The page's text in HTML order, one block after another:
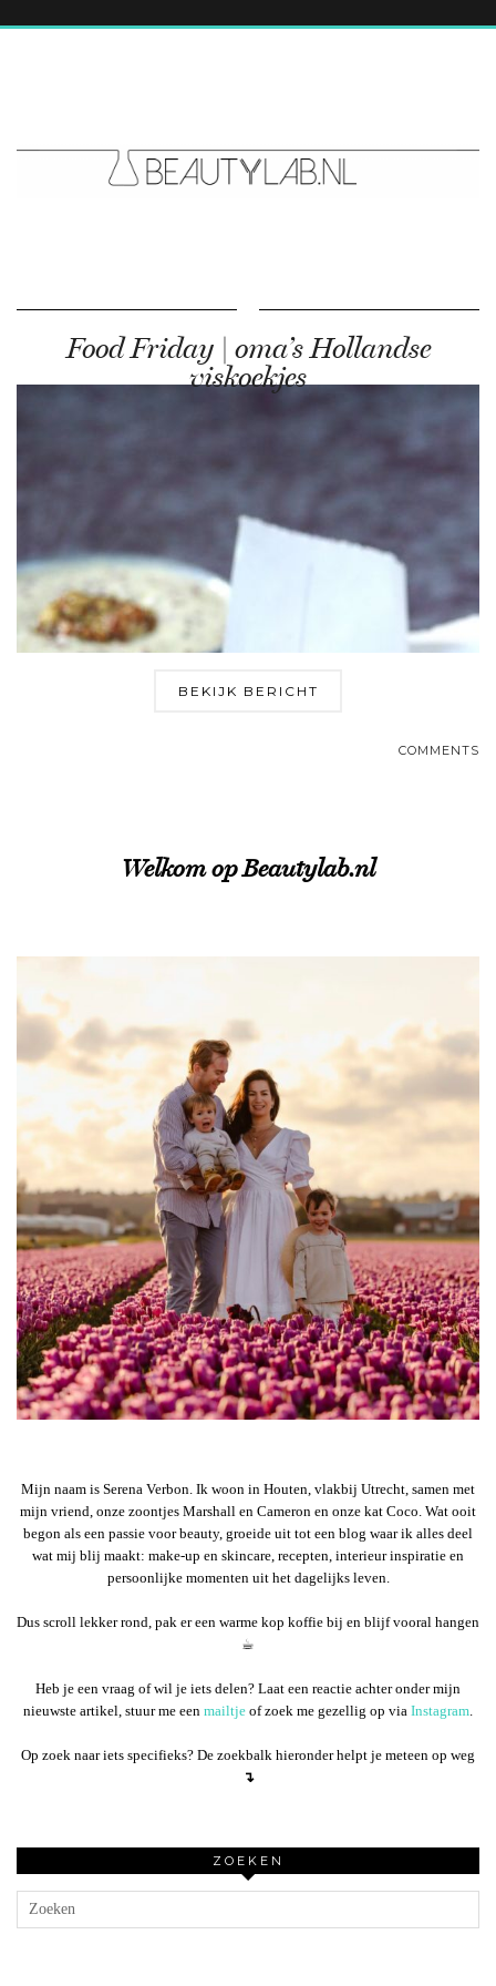
Food Friday | oma’s Hollandse
viskoekjes
BEKIJK BERICHT
COMMENTS
Welkom op Beautylab.nl
Mijn naam is Serena Verbon. Ik woon in Houten, vlakbij Utrecht, samen met
mijn vriend, onze zoontjes Marshall en Cameron en onze kat Coco. Wat ooit
begon als een passie voor beauty, groeide uit tot een blog waar ik alles deel
wat mij blij maakt: make-up en skincare, recepten, interieur inspiratie en
persoonlijke momenten uit het dagelijks leven.
Dus scroll lekker rond, pak er een warme kop koffie bij en blijf vooral hangen
☕︎
Heb je een vraag of wil je iets delen? Laat een reactie achter onder mijn
nieuwste artikel, stuur me een mailtje of zoek me gezellig op via Instagram
Op zoek naar iets specifieks? De zoekbalk hieronder helpt je meteen op weg
↴
ZOEKEN